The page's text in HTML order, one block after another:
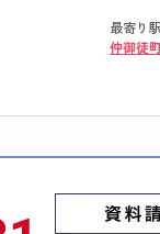
最寄り駅
仲御徒